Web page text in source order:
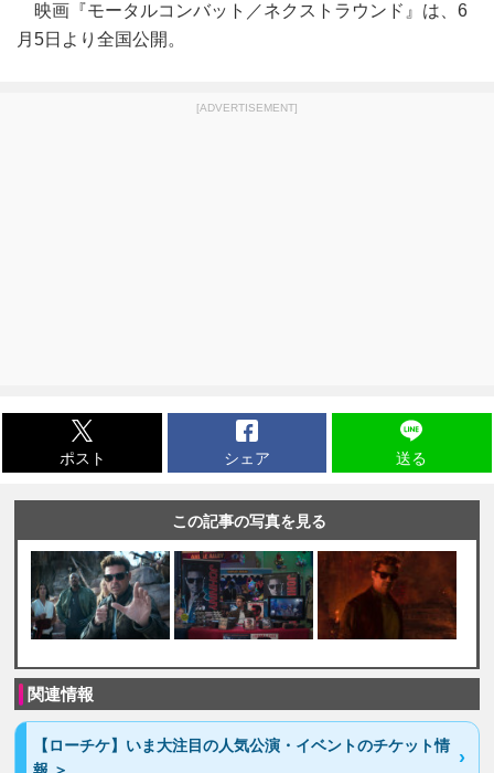
映画『モータルコンバット／ネクストラウンド』は、6
月5日より全国公開。
[ADVERTISEMENT]
ポスト シェア 送る
この記事の写真を見る
関連情報
【ローチケ】いま大注目の人気公演・イベントのチケット情